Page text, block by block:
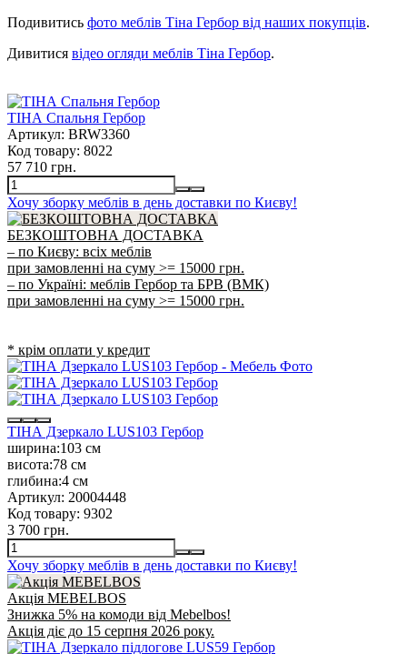
Подивитись фото меблів Тіна Гербор від наших покупців.
Дивитися відео огляди меблів Тіна Гербор.
ТІНА Спальня Гербор
Артикул: BRW3360
Код товару: 8022
57 710 грн.
Хочу зборку меблів в день доставки по Києву!
БЕЗКОШТОВНА ДОСТАВКА
– по Києву: всіх меблів
при замовленні на суму >= 15000 грн.
– по Україні: меблів Гербор та БРВ (ВМК)
при замовленні на суму >= 15000 грн.
* крім оплати у кредит
ТІНА Дзеркало LUS103 Гербор
ширина:103 см
висота:78 см
глибина:4 см
Артикул: 20004448
Код товару: 9302
3 700 грн.
Хочу зборку меблів в день доставки по Києву!
Акція MEBELBOS
Знижка 5% на комоди від Mebelbos!
Акція діє до 15 серпня 2026 року.